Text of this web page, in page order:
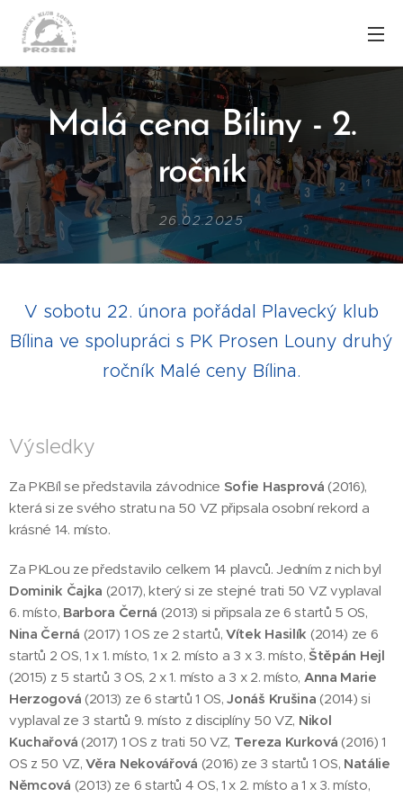
Malá cena Bíliny - 2.
ročník
26.02.2025
V sobotu 22. února pořádal Plavecký klub
Bílina ve spolupráci s PK Prosen Louny druhý
ročník Malé ceny Bílina.
Výsledky
Za PKBíl se představila závodnice Sofie Hasprová (2016),
která si ze svého stratu na 50 VZ připsala osobní rekord a
krásné 14. místo.
Za PKLou ze představilo celkem 14 plavců. Jedním z nich byl
Dominik Čajka (2017), který si ze stejné trati 50 VZ vyplaval
6. místo, Barbora Černá (2013) si připsala ze 6 startů 5 OS,
Nina Černá (2017) 1 OS ze 2 startů,Vítek Hasilík (2014) ze 6
startů 2 OS, 1 x 1. místo, 1 x 2. místo a 3 x 3. místo, Štěpán Hejl
(2015) z 5 startů 3 OS, 2 x 1. místo a 3 x 2. místo, Anna Marie
Herzogová (2013) ze 6 startů 1 OS,Jonáš Krušina (2014) si
vyplaval ze 3 startů 9. místo z disciplíny 50 VZ, Nikol
Kuchařová (2017) 1 OS z trati 50 VZ, Tereza Kurková (2016) 1
OS z 50 VZ,Věra Nekovářová (2016) ze 3 startů 1 OS, Natálie
Němcová (2013) ze 6 startů 4 OS, 1 x 2. místo a 1 x 3. místo,